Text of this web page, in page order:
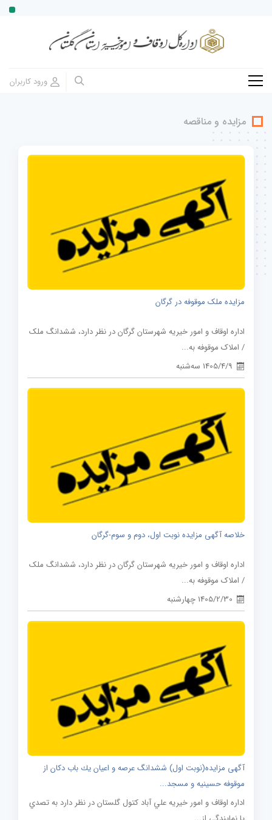
مزایده و مناقصه
مزایده ملک موقوفه در گرگان
اداره اوقاف و امور خیریه شهرستان گرگان در نظر دارد، ششدانگ ملک
/ املاک موقوفه به...
1405/4/9 سه‌شنبه
خلاصه آگهی مزایده نوبت اول، دوم و سوم-گرگان
اداره اوقاف و امور خیریه شهرستان گرگان در نظر دارد، ششدانگ ملک
/ املاک موقوفه به...
1405/2/30 چهارشنبه
آگهی مزايده(نوبت اول) ششدانگ عرصه و اعيان يك باب دكان از
موقوفه حسينيه و مسجد...
اداره اوقاف و امور خيريه علي آباد كتول گلستان در نظر دارد به تصدي